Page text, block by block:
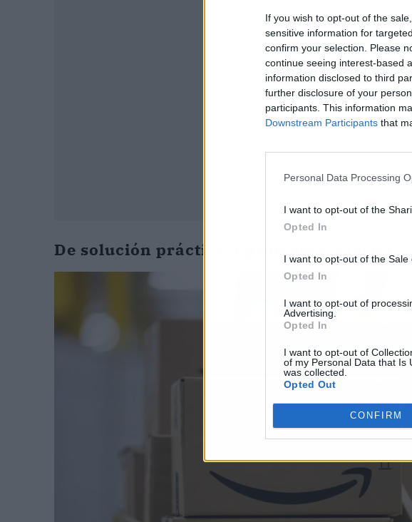
If you wish to opt-out of the
sensitive information for
confirm your selection. Please
continue seeing interest-based
information disclosed to third
further disclosure of your
participants. This information
Downstream Participants that
Personal Data Processing
I want to opt-out of the
Opted In
I want to opt-out of the Sale
Opted In
I want to opt-out of
Advertising.
Opted In
I want to opt-out of
of my Personal Data that Is
was collected.
Opted Out
CONFIRM
De solución práctica a problema interno